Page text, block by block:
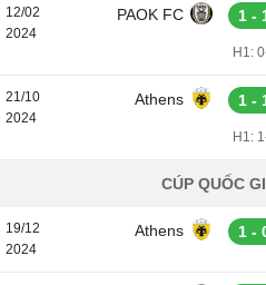
12/02
2024
PAOK FC 1 -
H1:
21/10
2024
Athens 1 -
H1:
CÚP QUỐC
19/12
2024
Athens 1 -